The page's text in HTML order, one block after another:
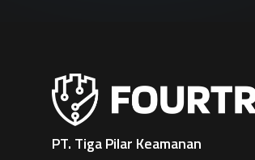
PT. Tiga Pilar Keamanan